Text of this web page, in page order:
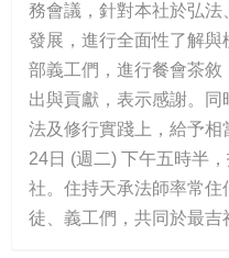
務會議，針對本社於弘
發展，進行全面性了解
部義工們，進行餐會茶
出與貢獻，表示感謝。
法及修行實踐上，給予相
24日 (週二) 下午五時半
社。住持天承法師率常
徒、義工們，共同於最吉